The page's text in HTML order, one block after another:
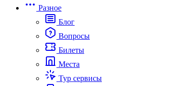
Разное
Блог
Вопросы
Билеты
Места
Тур сервисы